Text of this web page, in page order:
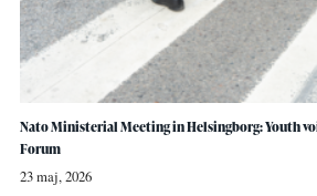
Nato Ministerial Meeting in Helsingborg: Youth
Forum
23 maj, 2026